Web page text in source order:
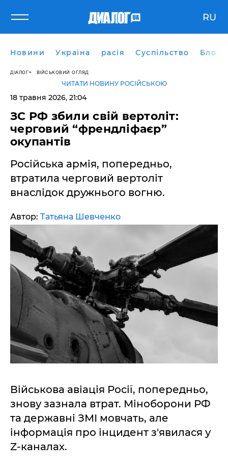
RU
Новини Україна расія Суспільство Блоги
ДІАЛОГ ВІЙСЬКОВИЙ ОГЛЯД
ЧИТАТИ НОВИНУ РОСІЙСЬКОЮ
18 травня 2026, 21:04
ЗС РФ збили свій вертоліт:
черговий “френдліфаєр”
окупантів
Російська армія, попередньо,
втратила черговий вертоліт
внаслідок дружнього вогню.
Автор: Татьяна Шевченко
Військова авіація Росії, попередньо,
знову зазнала втрат. Міноборони РФ
та державні ЗМІ мовчать, але
інформація про інцидент з'явилася у
Z-каналах.